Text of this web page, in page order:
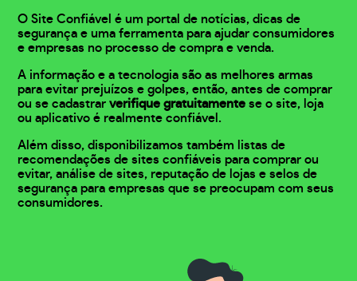
O Site Confiável é um portal de notícias, dicas de
segurança e uma ferramenta para ajudar consumidores
e empresas no processo de compra e venda.
A informação e a tecnologia são as melhores armas
para evitar prejuízos e golpes, então, antes de comprar
ou se cadastrarverifique gratuitamente se o site, loja
ou aplicativo é realmente confiável.
Além disso, disponibilizamos também listas de
recomendações de sites confiáveis para comprar ou
evitar, análise de sites, reputação de lojas e selos de
segurança para empresas que se preocupam com seus
consumidores.